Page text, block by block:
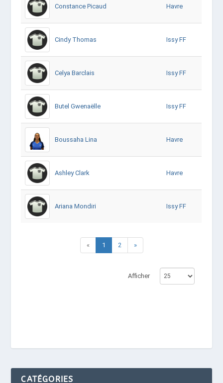
Constance Picaud Havre
Cindy Thomas Issy FF
Celya Barclais Issy FF
Butel Gwenaëlle Issy FF
Boussaha Lina Havre
Ashley Clark Havre
Ariana Mondiri Issy FF
« 1 2 »
Afficher
CATÉGORIES